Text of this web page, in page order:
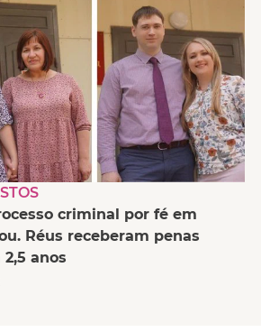
criminal por fé em
Réus receberam penas
2,5 anos